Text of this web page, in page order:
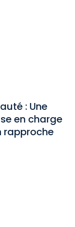
: Une
en charge
rapproche